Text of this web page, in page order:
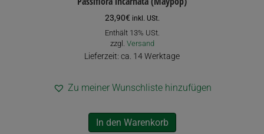
23,90€ inkl. USt.
Enthält 13% USt.
zzgl. Versand
Lieferzeit: ca. 14 Werktage
Zu meiner Wunschliste hinzufügen
In den Warenkorb